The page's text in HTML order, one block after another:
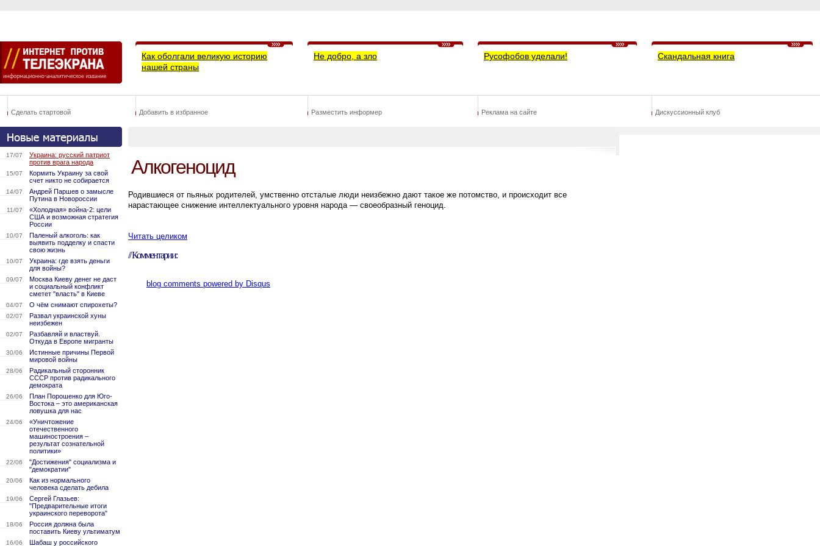
Как оболгали великую историю
нашей страны
Не добро, а зло Русофобов уделали! Скандальная книга
Сделать стартовой Добавить в избранное Разместить информер Реклама на сайте Дискуссионный клуб
17/07
Украина: русский патриот
против врага народа
15/07
Кормить Украину за свой
счет никто не собирается
14/07
Андрей Паршев о замысле
Путина в Новороссии
11/07
«Холодная» война-2: цели
США и возможная стратегия
России
10/07
Паленый алкоголь: как
выявить подделку и спасти
свою жизнь
10/07
Украина: где взять деньги
для войны?
09/07
Москва Киеву денег не даст
и социальный конфликт
сметет "власть" в Киеве
04/07 О чём снимают спирохеты?
02/07
Развал украинской хуны
неизбежен
02/07
Разбавляй и властвуй.
Откуда в Европе мигранты
30/06
Истинные причины Первой
мировой войны
28/06
Радикальный сторонник
СССР против радикального
демократа
26/06
План Порошенко для Юго-
Востока – это американская
ловушка для нас
24/06
«Уничтожение
отечественного
машиностроения –
результат сознательной
политики»
22/06
"Достижения" социализма и
"демократии"
20/06
Как из нормального
человека сделать дебила
19/06
Сергей Глазьев:
"Предварительные итоги
украинского переворота"
18/06
Россия должна была
поставить Киеву ультиматум
16/06 Шабаш у российского
Алкогеноцид
Родившиеся от пьяных родителей, умственно отсталые люди неизбежно дают такое же потомство, и происходит все
нарастающее снижение интеллектуального уровня народа — своеобразный геноцид.
Читать целиком
// Комментарии:
blog comments powered by Disqus